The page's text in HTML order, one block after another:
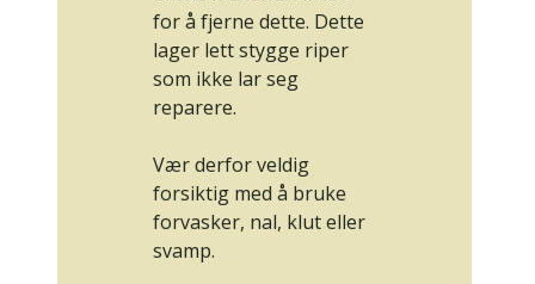
for å fjerne dette. Dette
lager lett stygge riper
som ikke lar seg
reparere.
Vær derfor veldig
forsiktig med å bruke
forvasker, nal, klut eller
svamp.